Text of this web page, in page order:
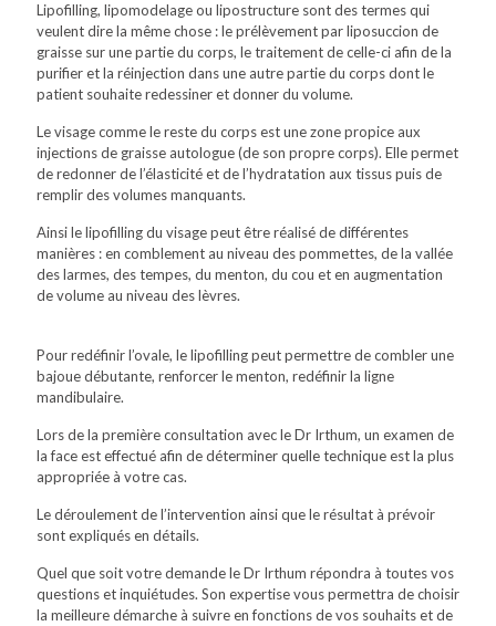
Lipofilling, lipomodelage ou lipostructure sont des termes qui
veulent dire la même chose : le prélèvement par liposuccion de
graisse sur une partie du corps, le traitement de celle-ci afin de la
purifier et la réinjection dans une autre partie du corps dont le
patient souhaite redessiner et donner du volume.
Le visage comme le reste du corps est une zone propice aux
injections de graisse autologue (de son propre corps). Elle permet
de redonner de l’élasticité et de l’hydratation aux tissus puis de
remplir des volumes manquants.
Ainsi le lipofilling du visage peut être réalisé de différentes
manières : en comblement au niveau des pommettes, de la vallée
des larmes, des tempes, du menton, du cou et en augmentation
de volume au niveau des lèvres.
Pour redéfinir l’ovale, le lipofilling peut permettre de combler une
bajoue débutante, renforcer le menton, redéfinir la ligne
mandibulaire.
Lors de la première consultation avec le Dr Irthum, un examen de
la face est effectué afin de déterminer quelle technique est la plus
appropriée à votre cas.
Le déroulement de l’intervention ainsi que le résultat à prévoir
sont expliqués en détails.
Quel que soit votre demande le Dr Irthum répondra à toutes vos
questions et inquiétudes. Son expertise vous permettra de choisir
la meilleure démarche à suivre en fonctions de vos souhaits et de